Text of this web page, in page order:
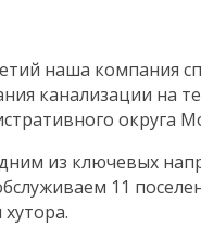
наша компания
канализации на
округа
из ключевых
11